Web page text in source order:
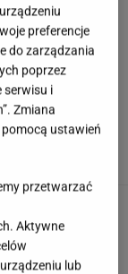
pomysł
do liceum mimo
wyjaśnia
preferencje
do zarządzania
poprzez
serwisu i
Zmiana
ustawień
przetwarzać
Aktywne
lub